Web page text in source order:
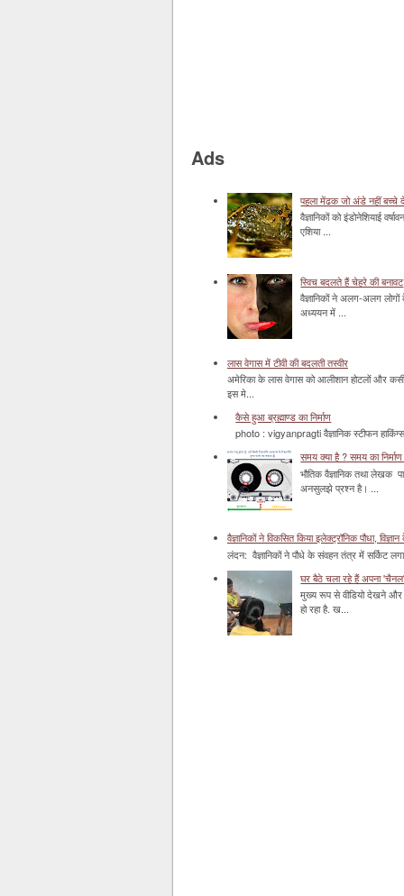
Ads
पहला मेंढक जो अंडे नहीं बच्चे
वैज्ञानिकों को इंडोनेशियाई
एशिया ...
स्विच बदलते हैं चेहरे की बनावट
वैज्ञानिकों ने अलग-अलग
अध्ययन में ...
लास वेगास में टीवी की बदलती तस्वीर
अमेरिका के लास वेगास को आलीशान होटलों और
इस मे...
कैसे हुआ ब्रह्माण्ड का निर्माण
photo : vigyanpragti वैज्ञानिक स्टीफन
समय क्या है ? समय का
भौतिक वैज्ञानिक तथा
अनसुलझे प्रश्न है। ...
वैज्ञानिकों ने विकसित किया इलेक्ट्रॉनिक पौधा,
लंदन: वैज्ञानिकों ने पौधे के संवहन तंत्र में सर्किट
घर बैठे चला रहे हैं अपना 'चैनल'
मुख्य रूप से वीडियो देखने और
हो रहा है. ख...